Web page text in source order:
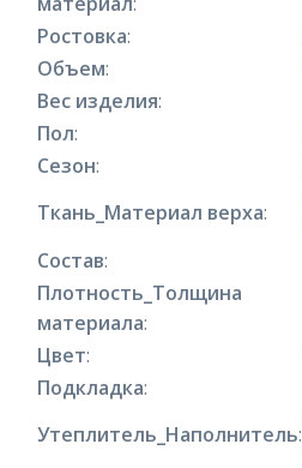
Ростовка:
Объем:
Вес изделия:
Пол:
Сезон:
Ткань_Материал верха:
Состав:
Плотность_Толщина
материала:
Цвет:
Подкладка:
Утеплитель_Наполнитель: